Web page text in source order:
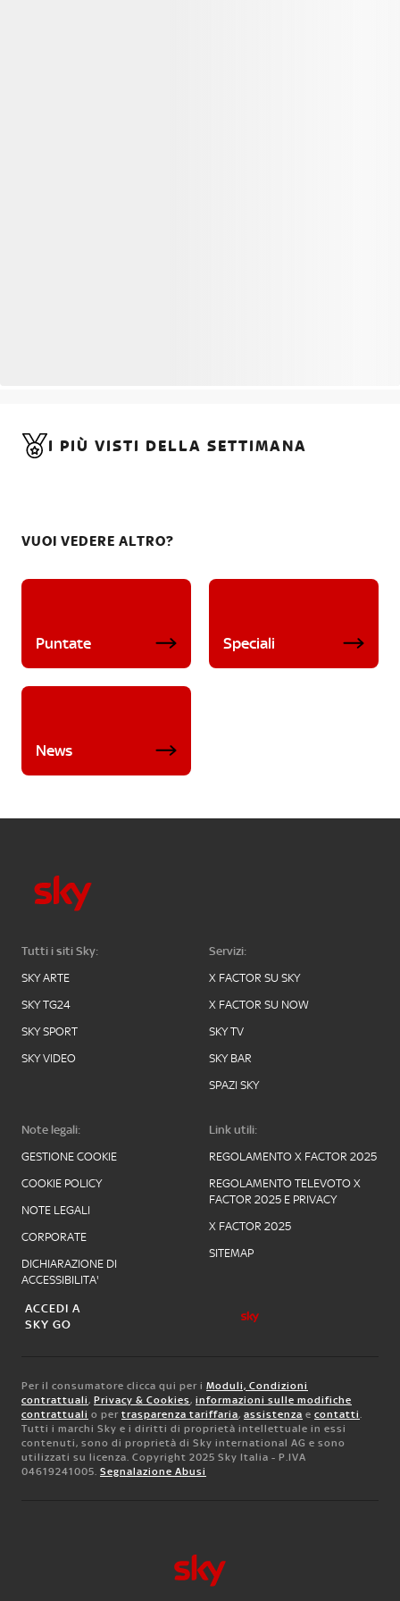
I PIÙ VISTI DELLA SETTIMANA
VUOI VEDERE ALTRO?
Puntate Speciali
News
Tutti i siti Sky:
SKY ARTE
SKY TG24
SKY SPORT
SKY VIDEO
Servizi:
X FACTOR SU SKY
X FACTOR SU NOW
SKY TV
SKY BAR
SPAZI SKY
Note legali:
GESTIONE COOKIE
COOKIE POLICY
NOTE LEGALI
CORPORATE
DICHIARAZIONE DI
ACCESSIBILITA'
Link utili:
REGOLAMENTO X FACTOR 2025
REGOLAMENTO TELEVOTO X
FACTOR 2025 E PRIVACY
X FACTOR 2025
SITEMAP
ACCEDI A
SKY GO
Per il consumatore clicca qui per i Moduli, Condizioni
contrattuali, Privacy & Cookies, informazioni sulle modifiche
contrattuali o per trasparenza tariffaria, assistenza e contatti.
Tutti i marchi Sky e i diritti di proprietà intellettuale in essi
contenuti, sono di proprietà di Sky international AG e sono
utilizzati su licenza. Copyright 2025 Sky Italia - P.IVA
04619241005. Segnalazione Abusi